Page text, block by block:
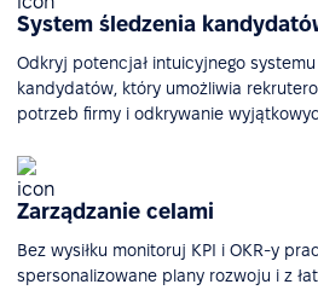
System śledzenia
Odkryj potencjał intuicyjnego
kandydatów, który umożliwia
potrzeb firmy i odkrywanie
Zarządzanie celami
Bez wysiłku monitoruj KPI i OKR-y
spersonalizowane plany rozwoju i z